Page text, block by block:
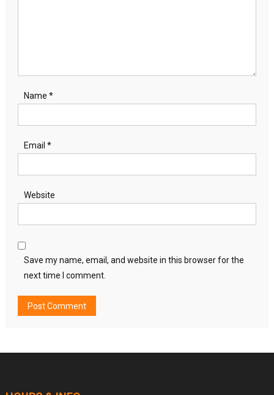
Name *
Email *
Website
Save my name, email, and website in this browser for the
next time I comment.